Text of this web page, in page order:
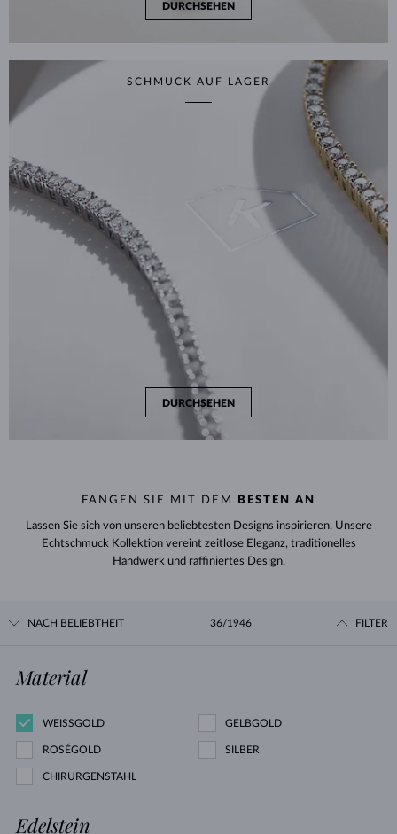
DURCHSEHEN
SCHMUCK AUF LAGER
DURCHSEHEN
FANGEN SIE MIT DEM BESTEN AN
Lassen Sie sich von unseren beliebtesten Designs inspirieren. Unsere
Echtschmuck Kollektion vereint zeitlose Eleganz, traditionelles
Handwerk und raffiniertes Design.
NACH BELIEBTHEIT 36/1946 FILTER
Material
WEISSGOLD GELBGOLD
ROSÉGOLD SILBER
CHIRURGENSTAHL
Edelstein